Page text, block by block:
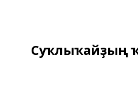
Суҡлыҡайҙың